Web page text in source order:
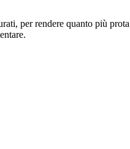
per rendere quanto più